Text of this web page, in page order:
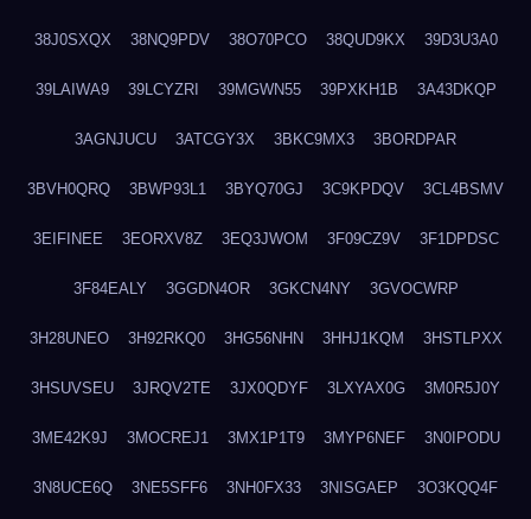
38J0SXQX 38NQ9PDV 38O70PCO 38QUD9KX 39D3U3A0
39LAIWA9 39LCYZRI 39MGWN55 39PXKH1B 3A43DKQP
3AGNJUCU 3ATCGY3X 3BKC9MX3 3BORDPAR
3BVH0QRQ 3BWP93L1 3BYQ70GJ 3C9KPDQV 3CL4BSMV
3EIFINEE 3EORXV8Z 3EQ3JWOM 3F09CZ9V 3F1DPDSC
3F84EALY 3GGDN4OR 3GKCN4NY 3GVOCWRP
3H28UNEO 3H92RKQ0 3HG56NHN 3HHJ1KQM 3HSTLPXX
3HSUVSEU 3JRQV2TE 3JX0QDYF 3LXYAX0G 3M0R5J0Y
3ME42K9J 3MOCREJ1 3MX1P1T9 3MYP6NEF 3N0IPODU
3N8UCE6Q 3NE5SFF6 3NH0FX33 3NISGAEP 3O3KQQ4F